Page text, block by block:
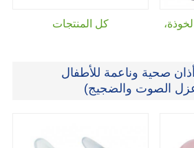
كل المنتجات
صحية وناعمة للأطفال
الصوت والضجيج)